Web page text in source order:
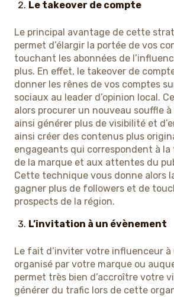
Le takeover de compte
Le principal avantage de cette
permet d’élargir la portée de vos
touchant les abonnées de
plus. En effet, le takeover de
donner les rênes de vos comptes
sociaux au leader d’opinion local.
alors procurer un nouveau souffle
ainsi générer plus de visibilité et
ainsi créer des contenus plus
engageants qui correspondent à
de la marque et aux attentes du
Cette technique vous donne alors
gagner plus de followers et de
prospects de la région.
L’invitation à un évènement
Le fait d’inviter votre influenceur
organisé par votre marque ou
permet très bien d’accroître votre
générer du trafic lors de cette